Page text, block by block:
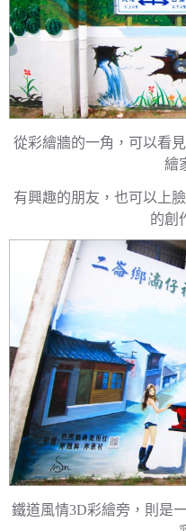
從彩繪牆的一角，可以看
繪
有興趣的朋友，也可以上
的創
鐵道風情3D彩繪旁，則是